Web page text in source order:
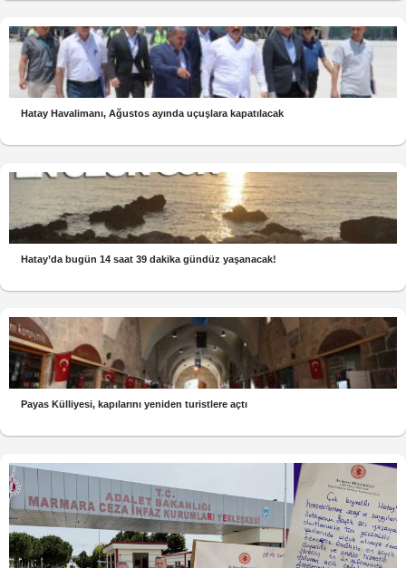
Hatay Havalimanı, Ağustos ayında uçuşlara kapatılacak
Hatay’da bugün 14 saat 39 dakika gündüz yaşanacak!
Payas Külliyesi, kapılarını yeniden turistlere açtı